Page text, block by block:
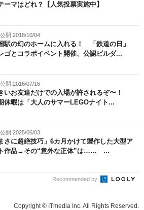
ーマはどれ？【人気投票実施中】
公開 2018/10/04
駅の幻のホームに入れる！ 「鉄道の日」
ゴとコラボイベント開催、公認ビルダ...
公開 2016/07/16
いお友達だけでの入場が許されるぞ〜！
休暇は「大人のサマーLEGOナイト...
公開 2025/06/03
さに超絶技巧」6カ月かけて製作した大型ア
作品→その“意外な正体”は…… ...
Recommended by
Copyright © ITmedia Inc. All Rights Reserved.